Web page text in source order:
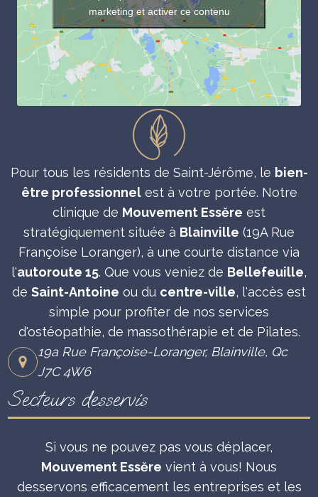
marketing et activer ce contenu
Pour tous les résidents de Saint-Jérôme, le bien-
être professionnelest à votre portée. Notre
clinique de Mouvement Essĕre est
stratégiquement située à Blainville (19A Rue
Françoise Loranger), à une courte distance via
l'autoroute 15. Que vous veniez de Bellefeuille,
de Saint-Antoine ou du centre-ville, l'accès est
simple pour profiter de nos services
d'ostéopathie, de massothérapie et de Pilates.
19a Rue Françoise-Loranger, Blainville, Qc
J7C 4W6
Secteurs desservis
Si vous ne pouvez pas vous déplacer,
Mouvement Essĕre vient à vous! Nous
desservons efficacement les entreprises et les